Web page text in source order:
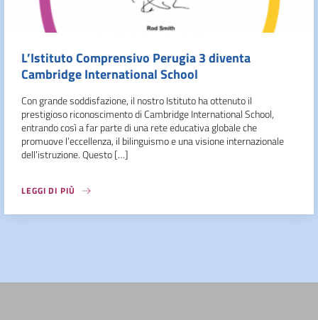
L’Istituto Comprensivo Perugia 3 diventa
Cambridge International School
Con grande soddisfazione, il nostro Istituto ha ottenuto il
prestigioso riconoscimento di Cambridge International School,
entrando così a far parte di una rete educativa globale che
promuove l’eccellenza, il bilinguismo e una visione internazionale
dell’istruzione. Questo […]
LEGGI DI PIÙ